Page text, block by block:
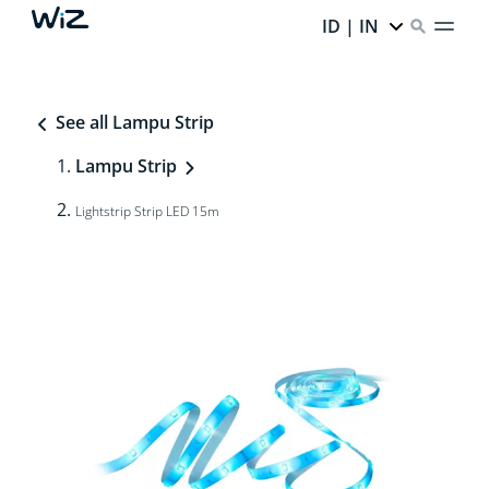
ID | IN
See all Lampu Strip
Lampu Strip
Lightstrip Strip LED 15m